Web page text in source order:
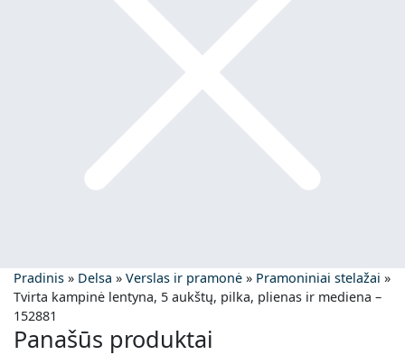
Pradinis » Delsa » Verslas ir pramonė » Pramoniniai stelažai »
Tvirta kampinė lentyna, 5 aukštų, pilka, plienas ir mediena –
152881
Panašūs produktai